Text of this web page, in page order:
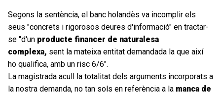
Segons la sentència, el banc holandès va incomplir els
seus "concrets i rigorosos deures d'informació" en tractar-
se "d'un producte financer de naturalesa
complexa, sent la mateixa entitat demandada la que així
ho qualifica, amb un risc 6/6".
La magistrada acull la totalitat dels arguments incorporats a
la nostra demanda, no tan sols en referència a la manca de